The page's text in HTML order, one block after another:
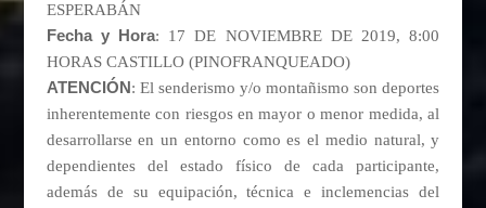
ESPERABÁN
Fecha y Hora: 17 DE NOVIEMBRE DE 2019, 8:00
HORAS CASTILLO (PINOFRANQUEADO)
ATENCIÓN : El senderismo y/o montañismo son deportes
inherentemente con riesgos en mayor o menor medida, al
desarrollarse en un entorno como es el medio natural, y
dependientes del estado físico de cada participante,
además de su equipación, técnica e inclemencias del